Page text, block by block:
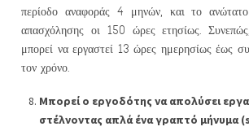
περίοδο αναφοράς 4 μηνών, και το ανώτατο
απασχόλησης οι 150 ώρες ετησίως.
μπορεί να εργαστεί 13 ώρες ημερησίως έως
τον χρόνο.
Μπορεί ο εργοδότης να απολύσει
στέλνοντας απλά ένα γραπτό μήνυμα